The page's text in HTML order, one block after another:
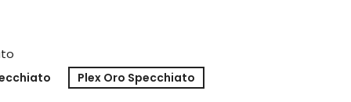
Plex Oro Specchiato